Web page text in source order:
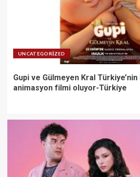
UNCATEGORIZED
Gupi ve Gülmeyen Kral
animasyon filmi oluyor-Türkiye